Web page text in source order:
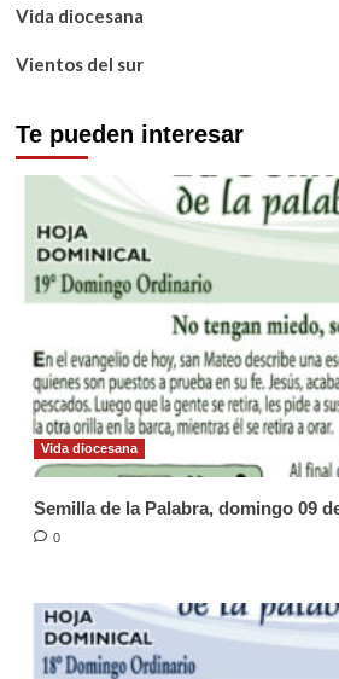
Vida diocesana
Vientos del sur
Te pueden interesar
Vida diocesana
Semilla de la Palabra, domingo 09
0